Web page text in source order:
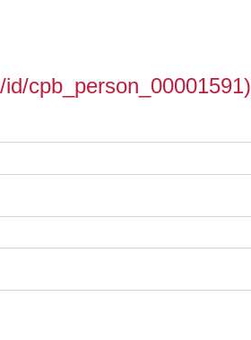
cpb_person_00001591)